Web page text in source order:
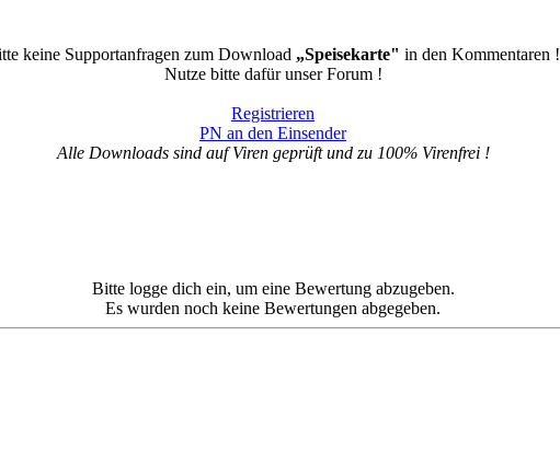
keine Supportanfragen zum Download „Speisekarte" in den Kommentaren !
Nutze bitte dafür unser Forum !
Registrieren
PN an den Einsender
Alle Downloads sind auf Viren geprüft und zu 100% Virenfrei !
Bitte logge dich ein, um eine Bewertung abzugeben.
Es wurden noch keine Bewertungen abgegeben.